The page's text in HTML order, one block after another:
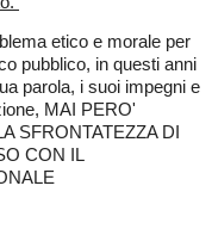
etico e morale per
pubblico, in questi anni
parola, i suoi impegni e
MAI PERO'
SFRONTATEZZA DI
CON IL